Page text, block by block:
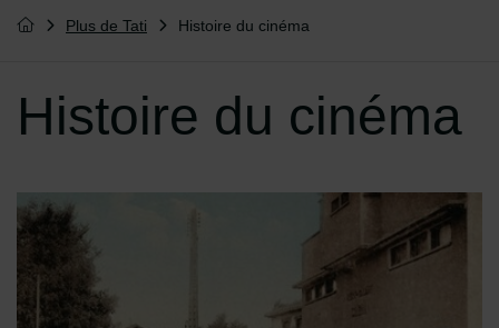
Vous êtes ici :
Retourner à l'accueil
Plus de Tati Histoire du cinéma
Histoire du cinéma
Le cinéma Jacques Tati, alors Dominique vers 1935.